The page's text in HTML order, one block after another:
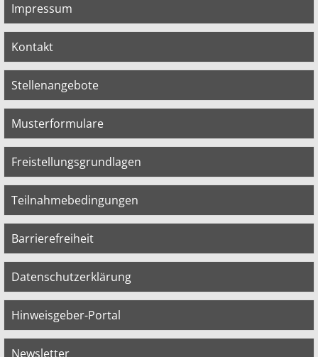
Impressum
Kontakt
Stellenangebote
Musterformulare
Freistellungsgrundlagen
Teilnahmebedingungen
Barrierefreiheit
Datenschutzerklärung
Hinweisgeber-Portal
Newsletter